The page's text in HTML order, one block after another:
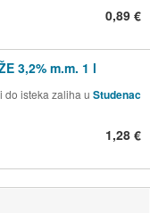
0,89 €
3,2% m.m. 1 l
do isteka zaliha u Studenac
1,28 €